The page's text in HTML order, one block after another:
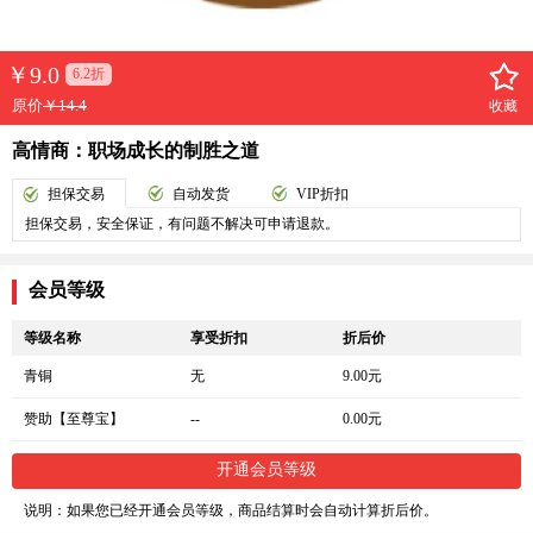
￥9.0 6.2折
原价￥14.4 收藏
高情商：职场成长的制胜之道
担保交易 自动发货
VIP折扣
担保交易，安全保证，有问题不解决可申请退款。
会员等级
等级名称 享受折扣 折后价
青铜 无 9.00元
赞助【至尊宝】 -- 0.00元
开通会员等级
说明：如果您已经开通会员等级，商品结算时会自动计算折后价。